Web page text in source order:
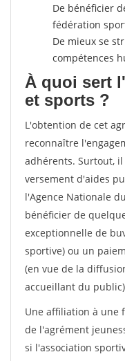
De bénéficier
fédération
De mieux se
compétences
À quoi sert
et sports ?
L'obtention de cet
reconnaître
adhérents. Surtout,
versement d'aides
l'Agence Nationale
bénéficier de
exceptionnelle de
sportive) ou un
(en vue de la
accueillant du
Une affiliation à une
de l'agrément
si l'association